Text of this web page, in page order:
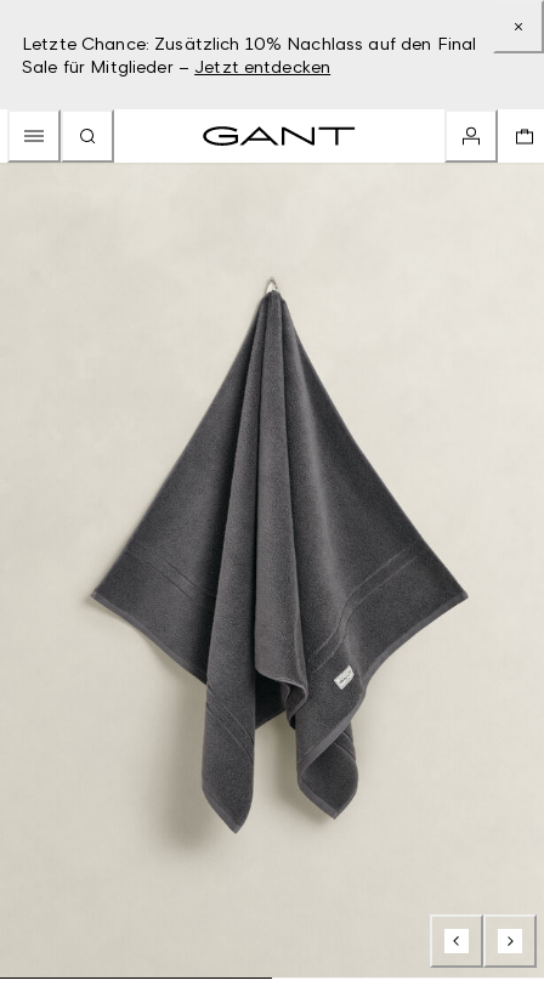
Letzte Chance: Zusätzlich 10% Nachlass auf den Final
Sale für Mitglieder – Jetzt entdecken